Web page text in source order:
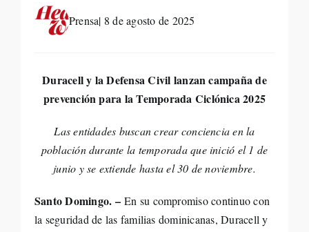
Prensa| 8 de agosto de 2025
Duracell y la Defensa Civil lanzan campaña de
prevención para la Temporada Ciclónica 2025
Las entidades buscan crear conciencia en la
población durante la temporada que inició el 1 de
junio y se extiende hasta el 30 de noviembre.
Santo Domingo. –En su compromiso continuo con
la seguridad de las familias dominicanas, Duracell y